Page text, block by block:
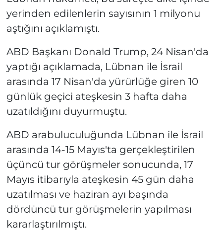
yerinden edilenlerin sayısının 1 milyonu
aştığını açıklamıştı.
ABD Başkanı Donald Trump, 24 Nisan'da
yaptığı açıklamada, Lübnan ile İsrail
arasında 17 Nisan'da yürürlüğe giren 10
günlük geçici ateşkesin 3 hafta daha
uzatıldığını duyurmuştu.
ABD arabuluculuğunda Lübnan ile İsrail
arasında 14-15 Mayıs'ta gerçekleştirilen
üçüncü tur görüşmeler sonucunda, 17
Mayıs itibarıyla ateşkesin 45 gün daha
uzatılması ve haziran ayı başında
dördüncü tur görüşmelerin yapılması
kararlaştırılmıştı.